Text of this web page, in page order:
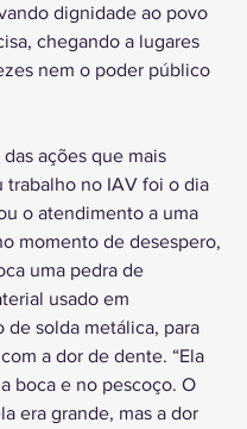
dignidade ao povo
chegando a lugares
nem o poder público
das ações que mais
trabalho no IAV foi o dia
o atendimento a uma
momento de desespero,
uma pedra de
usado em
de solda metálica, para
a dor de dente. “Ela
boca e no pescoço. O
era grande, mas a dor